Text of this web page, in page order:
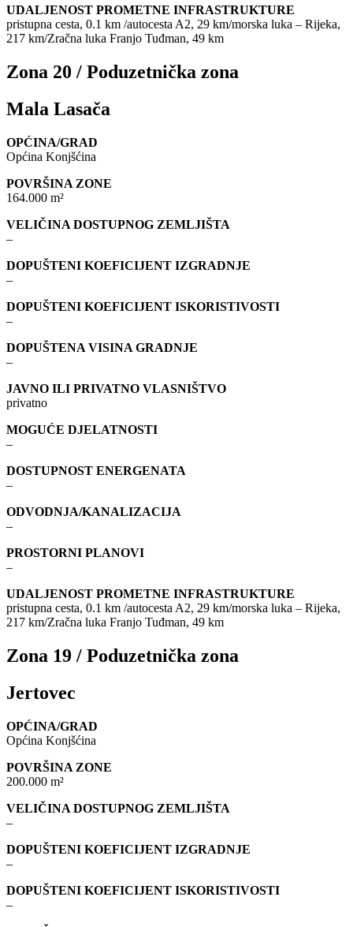
UDALJENOST PROMETNE INFRASTRUKTURE
pristupna cesta, 0.1 km /autocesta A2, 29 km/morska luka – Rijeka,
217 km/Zračna luka Franjo Tuđman, 49 km
Zona 20 / Poduzetnička zona
Mala Lasača
OPĆINA/GRAD
Općina Konjšćina
POVRŠINA ZONE
164.000 m²
VELIČINA DOSTUPNOG ZEMLJIŠTA
–
DOPUŠTENI KOEFICIJENT IZGRADNJE
–
DOPUŠTENI KOEFICIJENT ISKORISTIVOSTI
–
DOPUŠTENA VISINA GRADNJE
–
JAVNO ILI PRIVATNO VLASNIŠTVO
privatno
MOGUĆE DJELATNOSTI
–
DOSTUPNOST ENERGENATA
–
ODVODNJA/KANALIZACIJA
–
PROSTORNI PLANOVI
–
UDALJENOST PROMETNE INFRASTRUKTURE
pristupna cesta, 0.1 km /autocesta A2, 29 km/morska luka – Rijeka,
217 km/Zračna luka Franjo Tuđman, 49 km
Zona 19 / Poduzetnička zona
Jertovec
OPĆINA/GRAD
Općina Konjšćina
POVRŠINA ZONE
200.000 m²
VELIČINA DOSTUPNOG ZEMLJIŠTA
–
DOPUŠTENI KOEFICIJENT IZGRADNJE
–
DOPUŠTENI KOEFICIJENT ISKORISTIVOSTI
–